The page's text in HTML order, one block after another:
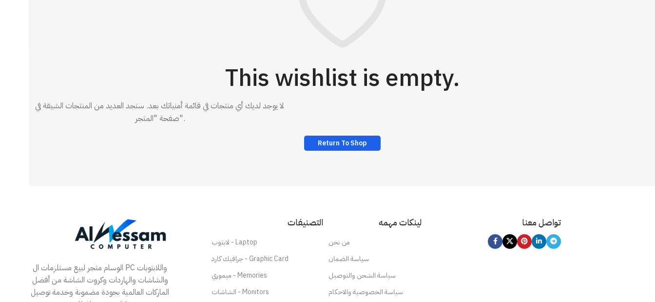
This wishlist is empty.
لا يوجد لديك أي منتجات في قائمة أمنياتك بعد. ستجد العديد من المنتجات الشيقة في
صفحة "المتجر".
Return To Shop
الوسام متجر لبيع مستلزمات ال PC واللابتوبات
والشاشات والهاردات وكروت الشاشة من أفضل
الماركات العالمية بجودة مضمونة وخدمة توصيل
التصنيفات
لابتوب - Laptop
جرافيك كارد - Graphic Card
ميموري - Memories
الشاشات - Monitors
لينكات مهمه
من نحن
سياسة الضمان
سياسة الشحن والتوصيل
سياسة الخصوصية والاحكام
تواصل معنا